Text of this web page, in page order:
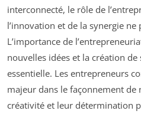
interconnecté, le rôle de
l’innovation et de la synergie
L’importance de
nouvelles idées et la création
essentielle. Les entrepreneurs
majeur dans le façonnement
créativité et leur détermination